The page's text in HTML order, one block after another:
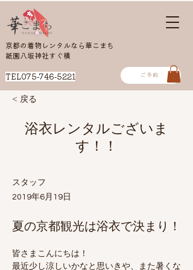
京都の着物レンタルなら華こまち
​祇園八坂神社すぐ横
TEL075-746-5221 ご予約
< 戻る
浴衣レンタルございま
す！！
スタッフ
2019年6月19日
夏の京都観光は浴衣で決まり！
皆さまこんにちは！
最近少し涼しいかなと思いきや、また暑くな